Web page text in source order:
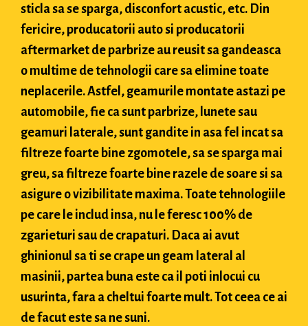
sticla sa se sparga, disconfort acustic, etc. Din
fericire, producatorii auto si producatorii
aftermarket de parbrize au reusit sa gandeasca
o multime de tehnologii care sa elimine toate
neplacerile. Astfel, geamurile montate astazi pe
automobile, fie ca sunt parbrize, lunete sau
geamuri laterale, sunt gandite in asa fel incat sa
filtreze foarte bine zgomotele, sa se sparga mai
greu, sa filtreze foarte bine razele de soare si sa
asigure o vizibilitate maxima. Toate tehnologiile
pe care le includ insa, nu le feresc 100% de
zgarieturi sau de crapaturi. Daca ai avut
ghinionul sa ti se crape un geam lateral al
masinii, partea buna este ca il poti inlocui cu
usurinta, fara a cheltui foarte mult. Tot ceea ce ai
de facut este sa ne suni.